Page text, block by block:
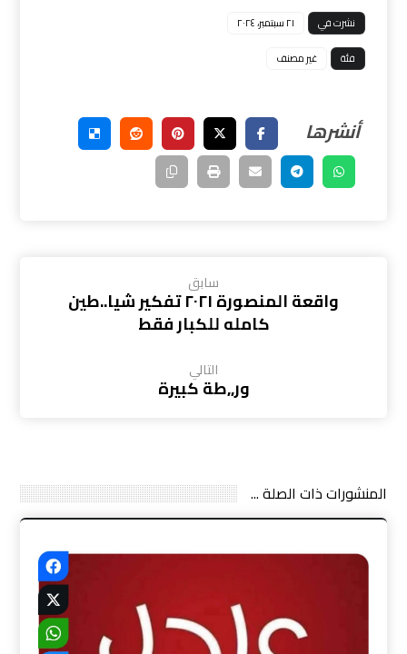
نشرت في
٢١ سبتمبر، ٢٠٢٤
فئة
غير مصنف
سابق
واقعة المنصورة ٢٠٢١ تفكير شيا..طين
كامله للكبار فقط
التالي
ور,,طة كبيرة
المنشورات ذات الصلة ...